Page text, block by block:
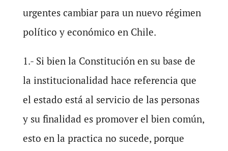
urgentes cambiar para un nuevo régimen
político y económico en Chile.
1.- Si bien la Constitución en su base de
la institucionalidad hace referencia que
el estado está al servicio de las personas
y su finalidad es promover el bien común,
esto en la practica no sucede, porque